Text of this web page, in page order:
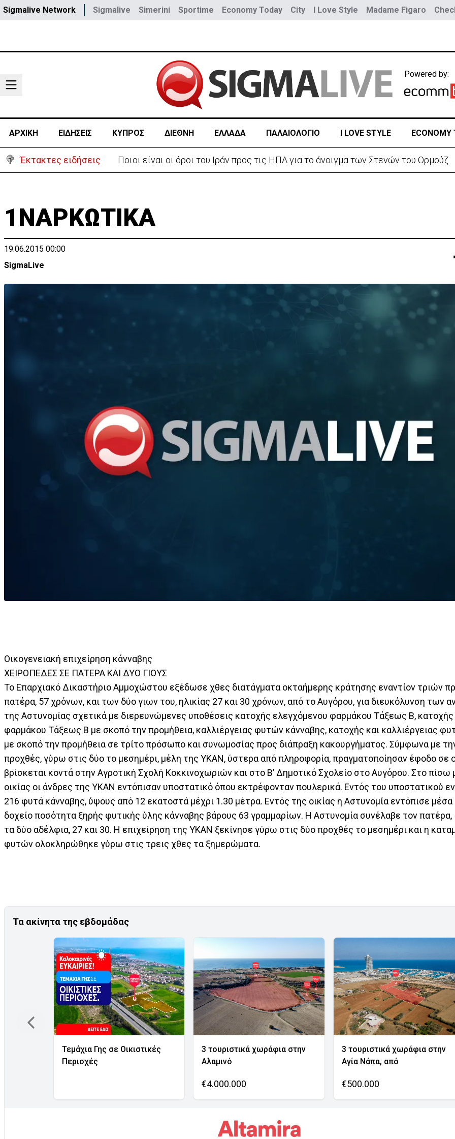
Sigmalive Network Sigmalive Simerini Sportime Economy Today City I Love Style Madame Figaro
Powered by:
ΑΡΧΙΚΗ ΕΙΔΗΣΕΙΣ ΚΥΠΡΟΣ ΔΙΕΘΝΗ ΕΛΛΑΔΑ ΠΑΛΑΙΟΛΟΓΙΟ I LOVE STYLE ECONOMY
Έκτακτες ειδήσεις Υψηλές οι θερμοκρασίες με αυξημένη υγρασία -«Στα παράλια είναι δύσκολα»
1ΝΑΡΚΩΤΙΚΑ
19.06.2015 00:00
SigmaLive
Οικογενειακή επιχείρηση κάνναβης
ΧΕΙΡΟΠΕΔΕΣ ΣΕ ΠΑΤΕΡΑ ΚΑΙ ΔΥΟ ΓΙΟΥΣ
Το Επαρχιακό Δικαστήριο Αμμοχώστου εξέδωσε χθες διατάγματα οκταήμερης κράτησης εναντίον τριών
πατέρα, 57 χρόνων, και των δύο γιων του, ηλικίας 27 και 30 χρόνων, από το Αυγόρου, για διευκόλυνση των
της Αστυνομίας σχετικά με διερευνώμενες υποθέσεις κατοχής ελεγχόμενου φαρμάκου Τάξεως Β,
φαρμάκου Τάξεως Β με σκοπό την προμήθεια, καλλιέργειας φυτών κάνναβης, κατοχής και καλλιέργειας
με σκοπό την προμήθεια σε τρίτο πρόσωπο και συνωμοσίας προς διάπραξη κακουργήματος. Σύμφωνα με
προχθές, γύρω στις δύο το μεσημέρι, μέλη της ΥΚΑΝ, ύστερα από πληροφορία, πραγματοποίησαν έφοδο σε
βρίσκεται κοντά στην Αγροτική Σχολή Κοκκινοχωριών και στο Β’ Δημοτικό Σχολείο στο Αυγόρου. Στο πίσω
οικίας οι άνδρες της ΥΚΑΝ εντόπισαν υποστατικό όπου εκτρέφονταν πουλερικά. Εντός του υποστατικού
216 φυτά κάνναβης, ύψους από 12 εκατοστά μέχρι 1.30 μέτρα. Εντός της οικίας η Αστυνομία εντόπισε μέσα
δοχείο ποσότητα ξηρής φυτικής ύλης κάνναβης βάρους 63 γραμμαρίων. Η Αστυνομία συνέλαβε τον πατέρα,
τα δύο αδέλφια, 27 και 30. Η επιχείρηση της ΥΚΑΝ ξεκίνησε γύρω στις δύο προχθές το μεσημέρι και η
φυτών ολοκληρώθηκε γύρω στις τρεις χθες τα ξημερώματα.
Τα ακίνητα της εβδομάδας
Τεμάχια Γης σε Οικιστικές
Περιοχές
3 τουριστικά χωράφια στην
Αλαμινό
€4.000.000
3 τουριστικά χωράφια στην
Αγία Νάπα, από
€500.000